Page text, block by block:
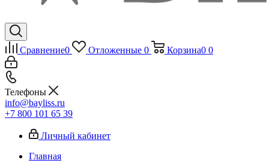
Сравнение0 Отложенные 0 Корзина0 0
Телефоны
info@bayliss.ru
+7 800 101 65 39
Личный кабинет
Главная